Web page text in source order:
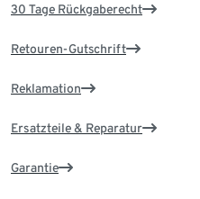
30 Tage Rückgaberecht
Retouren-Gutschrift
Reklamation
Ersatzteile & Reparatur
Garantie